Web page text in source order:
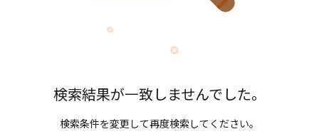
検索結果が一致しませんでした。
検索条件を変更して再度検索してください。